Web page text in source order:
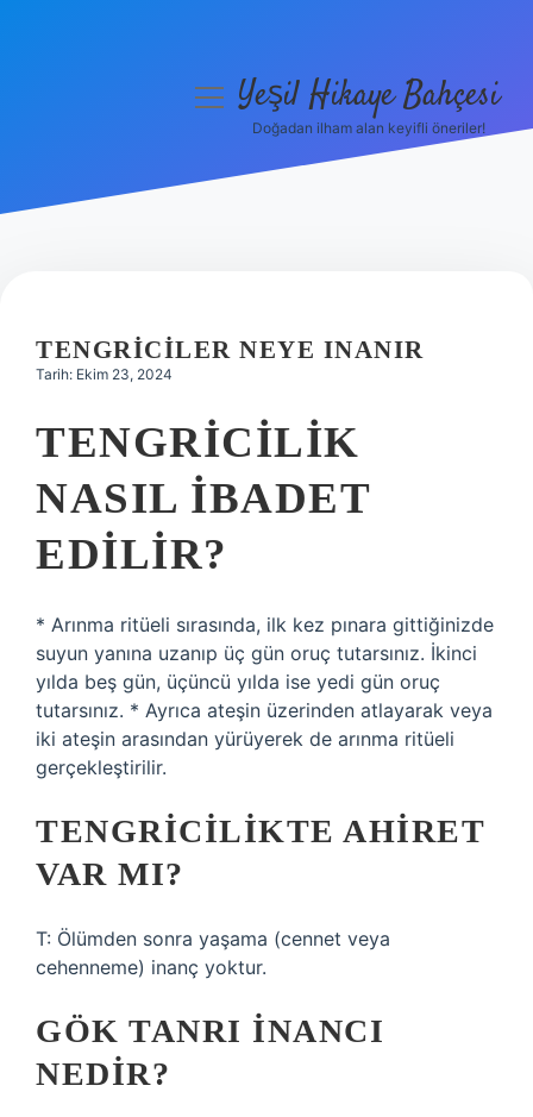
Hakkımızda
menüyüYeşil Hikaye Bahçesi
Doğadan ilham alan keyifli öneriler!
TENGRICILER NEYE INANIR
Tarih: Ekim 23, 2024
TENGRICILIK
NASIL IBADET
EDILIR?
* Arınma ritüeli sırasında, ilk kez pınara gittiğinizde
suyun yanına uzanıp üç gün oruç tutarsınız. İkinci
yılda beş gün, üçüncü yılda ise yedi gün oruç
tutarsınız. * Ayrıca ateşin üzerinden atlayarak veya
iki ateşin arasından yürüyerek de arınma ritüeli
gerçekleştirilir.
TENGRICILIKTE AHIRET
VAR MI?
T: Ölümden sonra yaşama (cennet veya
cehenneme) inanç yoktur.
GÖK TANRI INANCI
NEDIR?